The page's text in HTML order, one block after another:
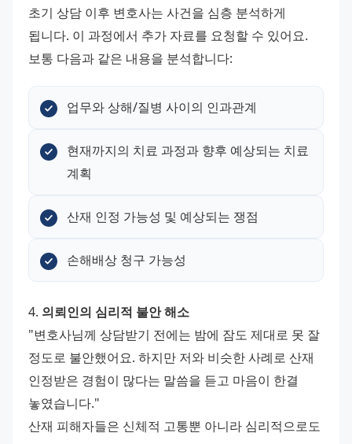
초기 상담 이후 변호사는 사건을 심층 분석하게
됩니다. 이 과정에서 추가 자료를 요청할 수 있어요.
보통 다음과 같은 내용을 분석합니다:
업무와 상해/질병 사이의 인과관계
현재까지의 치료 과정과 향후 예상되는 치료
계획
산재 인정 가능성 및 예상되는 쟁점
손해배상 청구 가능성
4. 의뢰인의 심리적 불안 해소
"변호사님께 상담받기 전에는 밤에 잠도 제대로 못 잘
정도로 불안했어요. 하지만 저와 비슷한 사례로 산재
인정받은 경험이 많다는 말씀을 듣고 마음이 한결
놓였습니다."
산재 피해자들은 신체적 고통뿐 아니라 심리적으로도